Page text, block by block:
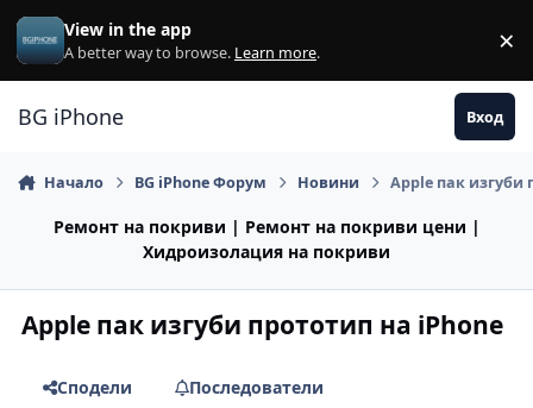
Премини към съдържанието
View in the app
A better way to browse. Learn more. ×
BG iPhone Вход
Начало BG iPhone Форум Новини Apple пак изгуби
Ремонт на покриви | Ремонт на покриви цени |
Хидроизолация на покриви
Apple пак изгуби прототип на iPhone
Сподели
Последователи